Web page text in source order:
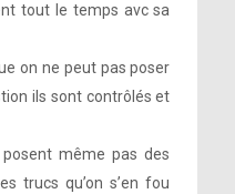
tout le temps avc sa
on ne peut pas poser
ils sont contrôlés et
même pas des
trucs qu’on s’en fou